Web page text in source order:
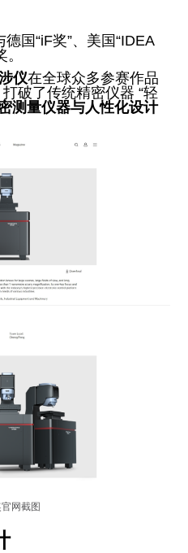
国“iF奖”、美国“IDEA
仪在全球众多参赛作品
破了传统精密仪器 “轻
测量仪器与人性化设计
网截图